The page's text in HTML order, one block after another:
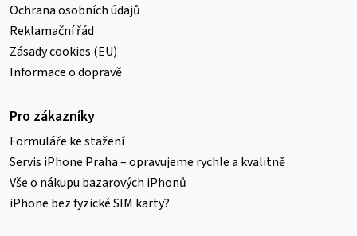
Ochrana osobních údajů
Reklamační řád
Zásady cookies (EU)
Informace o dopravě
Pro zákazníky
Formuláře ke stažení
Servis iPhone Praha – opravujeme rychle a kvalitně
Vše o nákupu bazarových iPhonů
iPhone bez fyzické SIM karty?